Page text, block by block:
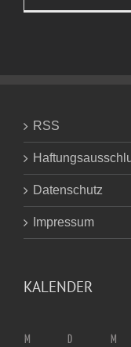
RSS
Datenschutz
Impressum
KALENDER
M D M